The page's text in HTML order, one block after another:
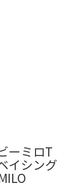
ーミロT
イシング